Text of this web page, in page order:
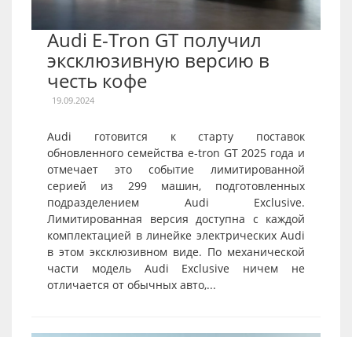
Audi E-Tron GT получил
эксклюзивную версию в
честь кофе
19.09.2024
Audi готовится к старту поставок
обновленного семейства e-tron GT 2025 года и
отмечает это событие лимитированной
серией из 299 машин, подготовленных
подразделением Audi Exclusive.
Лимитированная версия доступна с каждой
комплектацией в линейке электрических Audi
в этом эксклюзивном виде. По механической
части модель Audi Exclusive ничем не
отличается от обычных авто,...